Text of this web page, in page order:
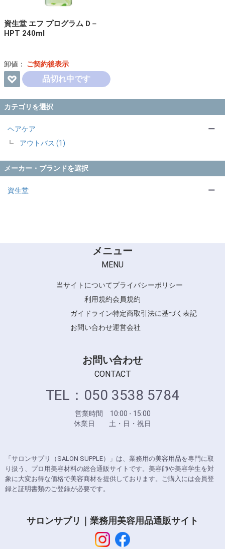
カテゴリを選択
ヘアケア
アウトバス (1)
ー
メーカー・ブランドを選択
資生堂 ー
資生堂 エフ プログラム D－
HPT 240ml
卸値： ご契約後表示
品切れ中です
メニュー
MENU
当サイトについてプライバシーポリシー
利用規約会員規約
ガイドライン特定商取引法に基づく表記
お問い合わせ運営会社
お問い合わせ
CONTACT
TEL：050 3538 5784
営業時間 10:00 - 15:00
休業日 土・日・祝日
「サロンサプリ（SALON SUPPLE）」は、業務用の美容用品を専門に取
り扱う、プロ用美容材料の総合通販サイトです。美容師や美容学生を対
象に大変お得な価格で美容商材を提供しております。ご購入には会員登
録と証明書類のご登録が必要です。
サロンサプリ｜業務用美容用品通販サイト